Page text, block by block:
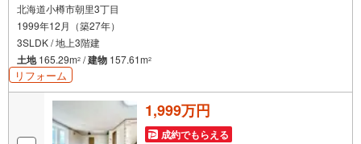
北海道小樽市朝里3丁目
1999年12月（築27年）
3SLDK / 地上3階建
土地165.29m2 /建物 157.61m2
リフォーム
1,999万円
成約でもらえる